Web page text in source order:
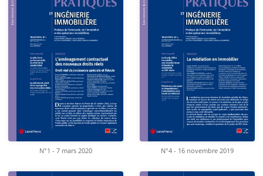
N°1 - 7 mars 2020 N°4 - 16 novembre 2019